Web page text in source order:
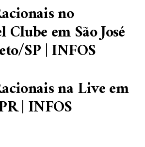
no
em São José
SP |INFOS
na Live em
|INFOS